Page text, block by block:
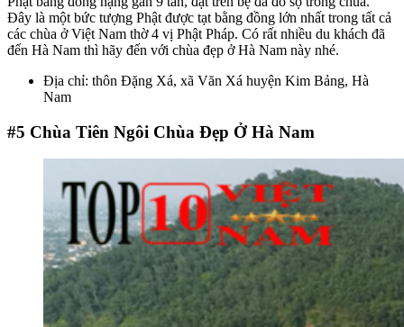
Đây là một bức tượng Phật được tạt bằng đồng lớn nhất trong tất cả
các chùa ở Việt Nam thờ 4 vị Phật Pháp. Có rất nhiều du khách đã
đến Hà Nam thì hãy đến với chùa đẹp ở Hà Nam này nhé.
Địa chỉ: thôn Đặng Xá, xã Văn Xá huyện Kim Bảng, Hà
Nam
#5 Chùa Tiên Ngôi Chùa Đẹp Ở Hà Nam